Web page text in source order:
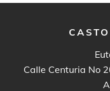
Calle Centuria No